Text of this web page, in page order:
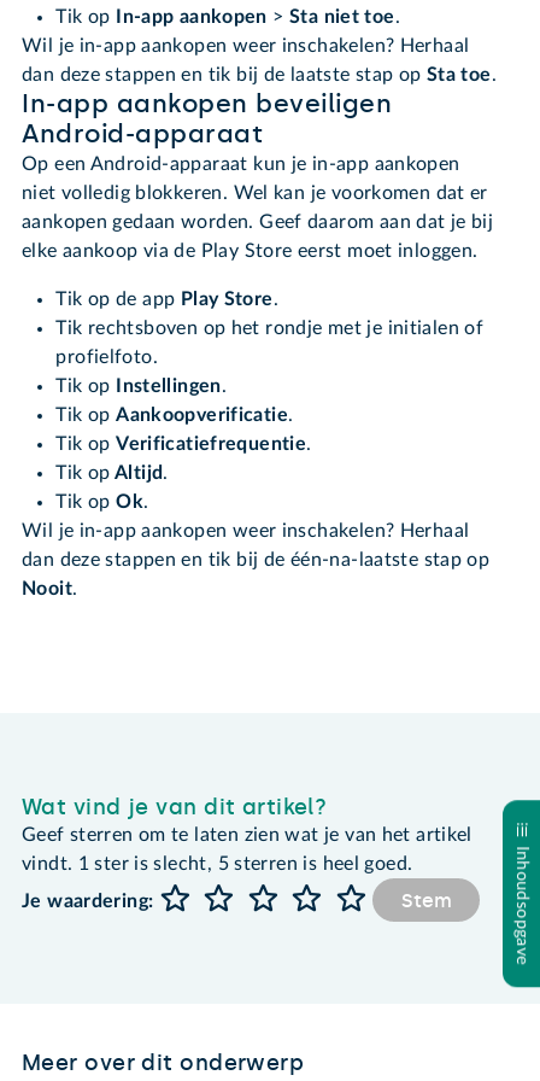
Tik op
In-app aankopen >Sta niet toe.
Wil je in-app aankopen weer inschakelen? Herhaal
dan deze stappen en tik bij de laatste stap op Sta toe.
In-app aankopen beveiligen
Android-apparaat
Op een Android-apparaat kun je in-app aankopen
niet volledig blokkeren. Wel kan je voorkomen dat er
aankopen gedaan worden. Geef daarom aan dat je bij
elke aankoop via de Play Store eerst moet inloggen.
Tik op de app Play Store.
Tik rechtsboven op het rondje met je initialen of
profielfoto.
Tik op
Instellingen.
Tik opAankoopverificatie.
Tik opVerificatiefrequentie.
Tik op Altijd.
Tik opOk.
Wil je in-app aankopen weer inschakelen? Herhaal
dan deze stappen en tik bij de één-na-laatste stap op
Nooit.
Inhoudsopgave
Wat vind je van dit artikel?
Geef sterren om te laten zien wat je van het artikel
vindt. 1 ster is slecht, 5 sterren is heel goed.
Je waardering:
Stem
Meer over dit onderwerp